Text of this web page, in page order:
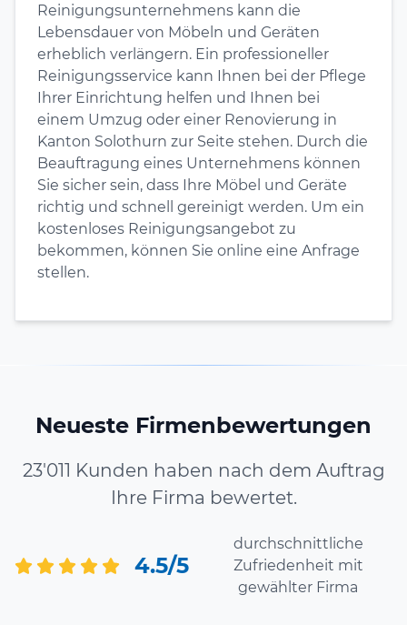
Reinigungsunternehmens kann die
Lebensdauer von Möbeln und Geräten
erheblich verlängern. Ein professioneller
Reinigungsservice kann Ihnen bei der Pflege
Ihrer Einrichtung helfen und Ihnen bei
einem Umzug oder einer Renovierung in
Kanton Solothurn zur Seite stehen. Durch die
Beauftragung eines Unternehmens können
Sie sicher sein, dass Ihre Möbel und Geräte
richtig und schnell gereinigt werden. Um ein
kostenloses Reinigungsangebot zu
bekommen, können Sie online eine Anfrage
stellen.
Neueste Firmenbewertungen
23'011 Kunden haben nach dem Auftrag
Ihre Firma bewertet.
4.5/5
durchschnittliche
Zufriedenheit mit
gewählter Firma